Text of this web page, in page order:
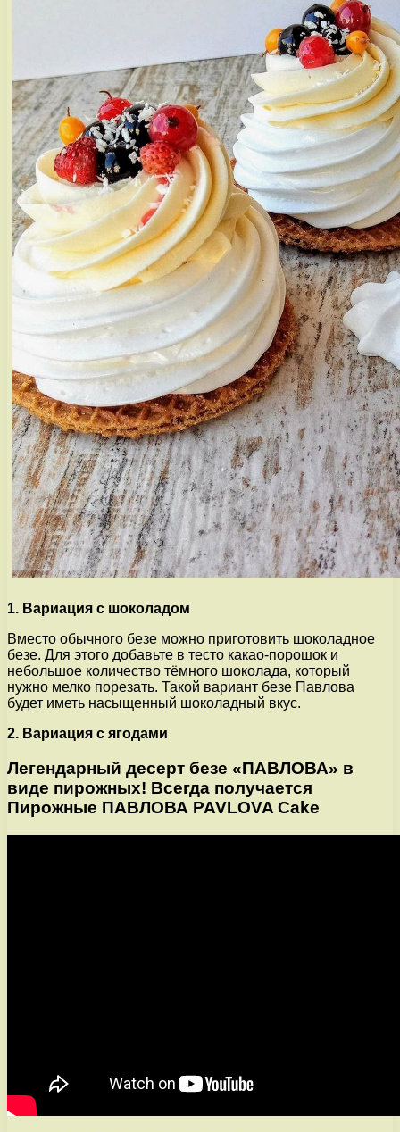
1. Вариация с шоколадом
Вместо обычного безе можно приготовить шоколадное
безе. Для этого добавьте в тесто какао-порошок и
небольшое количество тёмного шоколада, который
нужно мелко порезать. Такой вариант безе Павлова
будет иметь насыщенный шоколадный вкус.
2. Вариация с ягодами
Легендарный десерт безе «ПАВЛОВА» в
виде пирожных! Всегда получается
Пирожные ПАВЛОВА PAVLOVA Cake